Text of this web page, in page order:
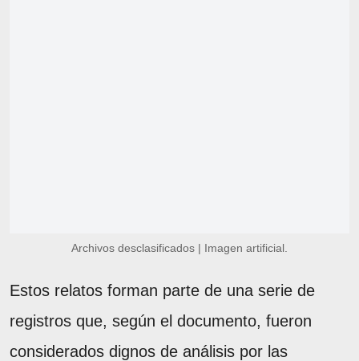
Archivos desclasificados | Imagen artificial.
Estos relatos forman parte de una serie de
registros que, según el documento, fueron
considerados dignos de análisis por las